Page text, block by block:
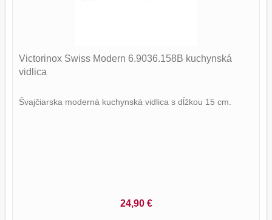
Victorinox Swiss Modern 6.9036.158B kuchynská
vidlica
Švajčiarska moderná kuchynská vidlica s dĺžkou 15 cm.
24,90 €